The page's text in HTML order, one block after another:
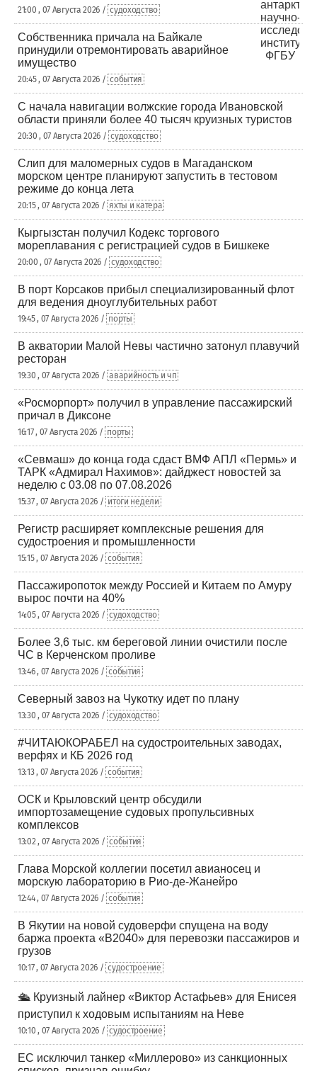
21:00 , 07 Августа 2026 / судоходство
Собственника причала на Байкале
принудили отремонтировать аварийное
имущество
20:45 , 07 Августа 2026 / события
С начала навигации волжские города Ивановской
области приняли более 40 тысяч круизных туристов
20:30 , 07 Августа 2026 / судоходство
Слип для маломерных судов в Магаданском
морском центре планируют запустить в тестовом
режиме до конца лета
20:15 , 07 Августа 2026 / яхты и катера
Кыргызстан получил Кодекс торгового
мореплавания с регистрацией судов в Бишкеке
20:00 , 07 Августа 2026 / судоходство
В порт Корсаков прибыл специализированный флот
для ведения дноуглубительных работ
19:45 , 07 Августа 2026 / порты
В акватории Малой Невы частично затонул плавучий
ресторан
19:30 , 07 Августа 2026 / аварийность и чп
«Росморпорт» получил в управление пассажирский
причал в Диксоне
16:17 , 07 Августа 2026 / порты
«Севмаш» до конца года сдаст ВМФ АПЛ «Пермь» и
ТАРК «Адмирал Нахимов»: дайджест новостей за
неделю с 03.08 по 07.08.2026
15:37 , 07 Августа 2026 / итоги недели
Регистр расширяет комплексные решения для
судостроения и промышленности
15:15 , 07 Августа 2026 / события
Пассажиропоток между Россией и Китаем по Амуру
вырос почти на 40%
14:05 , 07 Августа 2026 / судоходство
Более 3,6 тыс. км береговой линии очистили после
ЧС в Керченском проливе
13:46 , 07 Августа 2026 / события
Северный завоз на Чукотку идет по плану
13:30 , 07 Августа 2026 / судоходство
#ЧИТАЮКОРАБЕЛ на судостроительных заводах,
верфях и КБ 2026 год
13:13 , 07 Августа 2026 / события
ОСК и Крыловский центр обсудили
импортозамещение судовых пропульсивных
комплексов
13:02 , 07 Августа 2026 / события
Глава Морской коллегии посетил авианосец и
морскую лабораторию в Рио-де-Жанейро
12:44 , 07 Августа 2026 / события
В Якутии на новой судоверфи спущена на воду
баржа проекта «В2040» для перевозки пассажиров и
грузов
10:17 , 07 Августа 2026 / судостроение
🛳️ Круизный лайнер «Виктор Астафьев» для Енисея
приступил к ходовым испытаниям на Неве
10:10 , 07 Августа 2026 / судостроение
ЕС исключил танкер «Миллерово» из санкционных